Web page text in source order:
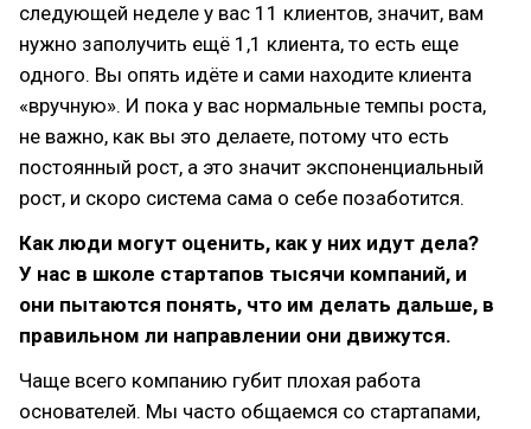
следующей неделе у вас 11 клиентов, значит, вам
нужно заполучить ещё 1,1 клиента, то есть еще
одного. Вы опять идёте и сами находите клиента
«вручную». И пока у вас нормальные темпы роста,
не важно, как вы это делаете, потому что есть
постоянный рост, а это значит экспоненциальный
рост, и скоро система сама о себе позаботится.
Как люди могут оценить, как у них идут дела?
У нас в школе стартапов тысячи компаний, и
они пытаются понять, что им делать дальше, в
правильном ли направлении они движутся.
Чаще всего компанию губит плохая работа
основателей. Мы часто общаемся со стартапами,